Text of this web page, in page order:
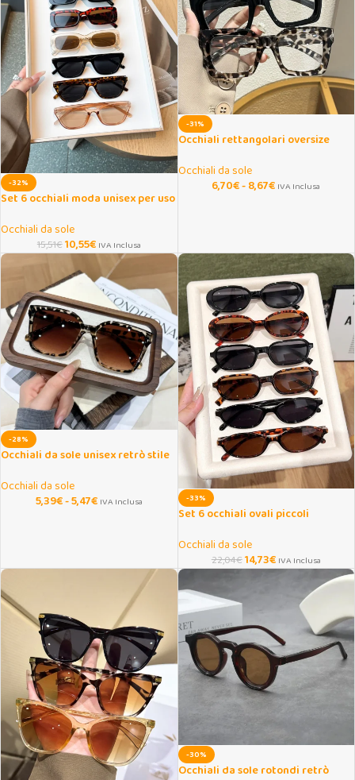
-32%
Set 6 occhiali moda unisex per uso
Occhiali da sole
15,51€10,55€ IVA Inclusa
-31%
Occhiali rettangolari oversize
Occhiali da sole
6,70€-8,67€ IVA Inclusa
-28%
Occhiali da sole unisex retrò stile
Occhiali da sole
5,39€-5,47€ IVA Inclusa -33%
Set 6 occhiali ovali piccoli
Occhiali da sole
22,04€14,73€ IVA Inclusa
-30%
Occhiali da sole rotondi retrò